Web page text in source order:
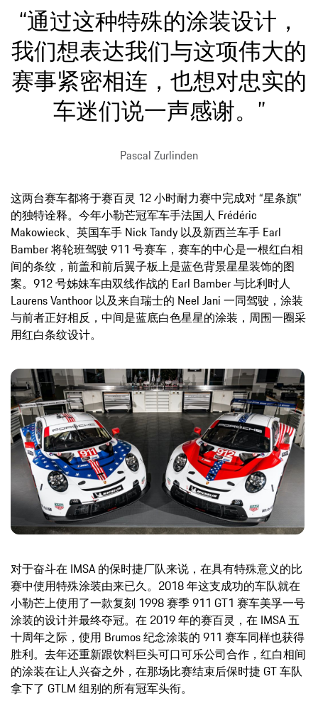
“通过这种特殊的涂装设计，
我们想表达我们与这项伟大的
赛事紧密相连，也想对忠实的
车迷们说一声感谢。”
Pascal Zurlinden
这两台赛车都将于赛百灵 12 小时耐力赛中完成对 “星条旗”
的独特诠释。今年小勒芒冠军车手法国人 Frédéric
Makowieck、英国车手 Nick Tandy 以及新西兰车手 Earl
Bamber 将轮班驾驶 911 号赛车，赛车的中心是一根红白相
间的条纹，前盖和前后翼子板上是蓝色背景星星装饰的图
案。912 号姊妹车由双线作战的 Earl Bamber 与比利时人
Laurens Vanthoor 以及来自瑞士的 Neel Jani 一同驾驶，涂装
与前者正好相反，中间是蓝底白色星星的涂装，周围一圈采
用红白条纹设计。
对于奋斗在 IMSA 的保时捷厂队来说，在具有特殊意义的比
赛中使用特殊涂装由来已久。2018 年这支成功的车队就在
小勒芒上使用了一款复刻 1998 赛季 911 GT1 赛车美孚一号
涂装的设计并最终夺冠。在 2019 年的赛百灵，在 IMSA 五
十周年之际，使用 Brumos 纪念涂装的 911 赛车同样也获得
胜利。去年还重新跟饮料巨头可口可乐公司合作，红白相间
的涂装在让人兴奋之外，在那场比赛结束后保时捷 GT 车队
拿下了 GTLM 组别的所有冠军头衔。